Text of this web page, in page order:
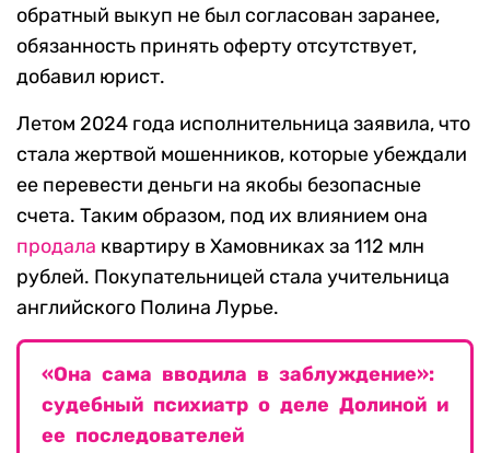
обратный выкуп не был согласован заранее,
обязанность принять оферту отсутствует,
добавил юрист.
Летом 2024 года исполнительница заявила, что
стала жертвой мошенников, которые убеждали
ее перевести деньги на якобы безопасные
счета. Таким образом, под их влиянием она
продала квартиру в Хамовниках за 112 млн
рублей. Покупательницей стала учительница
английского Полина Лурье.
«Она сама вводила в заблуждение»:
судебный психиатр о деле Долиной и
ее последователей